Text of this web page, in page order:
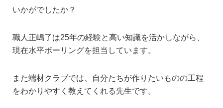
いかがでしたか？
職人正嶋了は25年の経験と高い知識を活かしながら、
現在水平ボーリングを担当しています。
また端材クラブでは、自分たちが作りたいものの工程
をわかりやすく教えてくれる先生です。